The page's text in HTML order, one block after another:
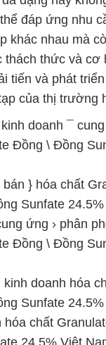
đáp ứng nhu
khác nhau mà
thách thức và cơ
tiến và phát
của thị trường
doanh ¯
Đồng \ Đồng
} hóa chất
Sunfate
ứng › phân
Đồng \ Đồng
doanh hóa
Sunfate
chất
24.5% Việt